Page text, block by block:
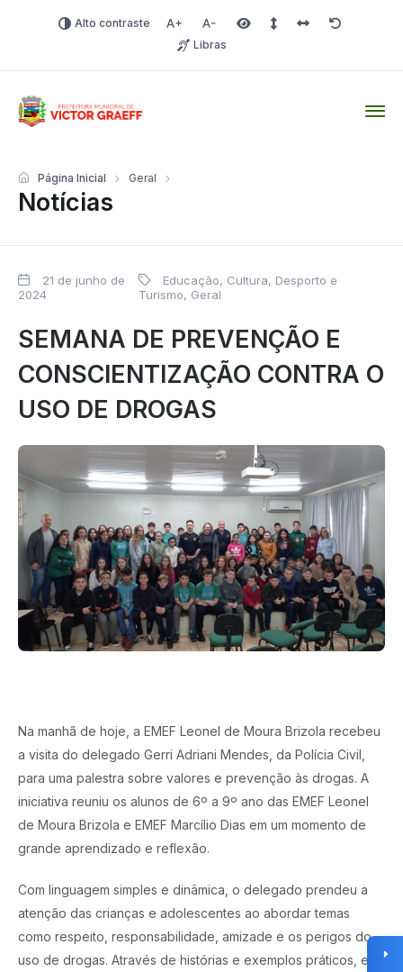
Alto contraste Aumentar fonte
Diminuir fonteÁrea selecionada
Espaçamento de linha
Espaço dos
Redefinir
Libras
Notícias
Página Inicial Geral
21 de junho de
2024
Educação, Cultura, Desporto e
Turismo, Geral
SEMANA DE PREVENÇÃO E
CONSCIENTIZAÇÃO CONTRA O
USO DE DROGAS
Na manhã de hoje, a EMEF Leonel de Moura Brizola recebeu
a visita do delegado Gerri Adriani Mendes, da Polícia Civil,
para uma palestra sobre valores e prevenção às drogas. A
iniciativa reuniu os alunos de 6º a 9º ano das EMEF Leonel
de Moura Brizola e EMEF Marcílio Dias em um momento de
grande aprendizado e reflexão.
Com linguagem simples e dinâmica, o delegado prendeu a
atenção das crianças e adolescentes ao abordar temas
como respeito, responsabilidade, amizade e os perigos do
uso de drogas. Através de histórias e exemplos práticos, ele